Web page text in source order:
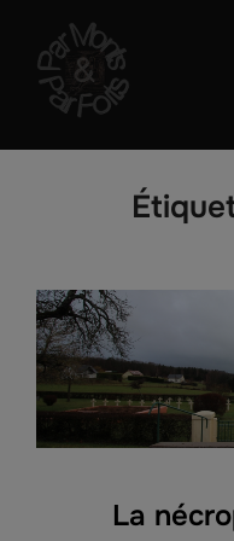
contenu
La